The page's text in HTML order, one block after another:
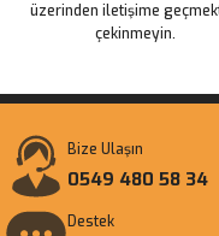
üzerinden iletişime
çekinmeyin.
Bize Ulaşın
0549 480 58 34
Destek